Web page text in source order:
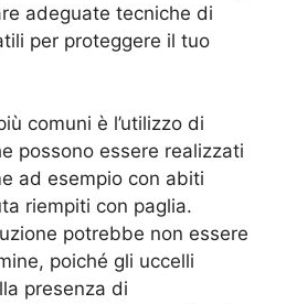
adeguate tecniche di
per proteggere il tuo
comuni è l’utilizzo di
possono essere realizzati
ad esempio con abiti
riempiti con paglia.
potrebbe non essere
poiché gli uccelli
presenza di